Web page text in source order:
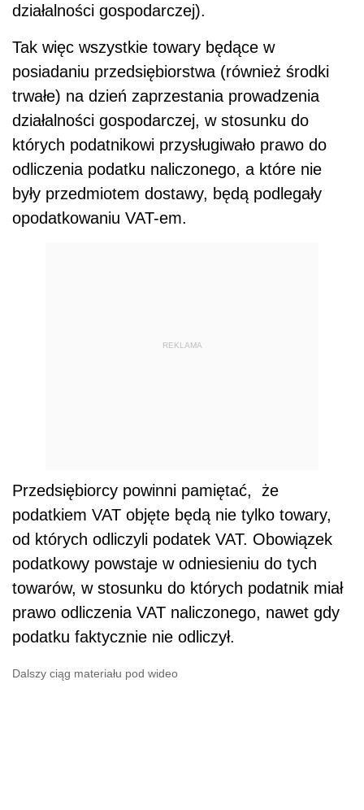
działalności gospodarczej).
Tak więc wszystkie towary będące w
posiadaniu przedsiębiorstwa (również środki
trwałe) na dzień zaprzestania prowadzenia
działalności gospodarczej, w stosunku do
których podatnikowi przysługiwało prawo do
odliczenia podatku naliczonego, a które nie
były przedmiotem dostawy, będą podlegały
opodatkowaniu VAT-em.
REKLAMA
Przedsiębiorcy powinni pamiętać, że
podatkiem VAT objęte będą nie tylko towary,
od których odliczyli podatek VAT. Obowiązek
podatkowy powstaje w odniesieniu do tych
towarów, w stosunku do których podatnik miał
prawo odliczenia VAT naliczonego, nawet gdy
podatku faktycznie nie odliczył.
Dalszy ciąg materiału pod wideo